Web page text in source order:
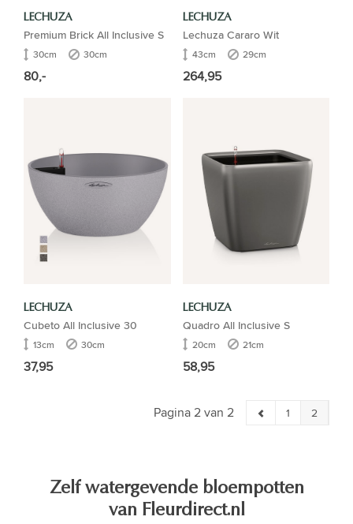
LECHUZA
Premium Brick All Inclusive S
30cm 30cm
80,-
LECHUZA
Lechuza Cararo Wit
43cm 29cm
264,95
LECHUZA
Cubeto All Inclusive 30
13cm 30cm
37,95
LECHUZA
Quadro All Inclusive S
20cm 21cm
58,95
Pagina 2 van 2 1 2
Zelf watergevende bloempotten
van Fleurdirect.nl